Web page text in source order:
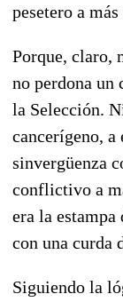
pesetero a
Porque, claro,
no perdona un
la Selección.
cancerígeno, a
sinvergüenza
conflictivo a
era la
con una curda
Siguiendo la